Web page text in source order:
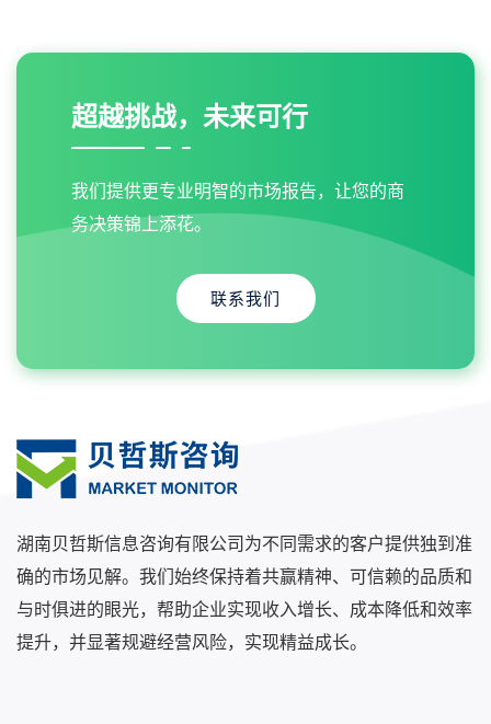
超越挑战，未来可行
我们提供更专业明智的市场报告，让您的商
务决策锦上添花。
联系我们
湖南贝哲斯信息咨询有限公司为不同需求的客户提供独到准
确的市场见解。我们始终保持着共赢精神、可信赖的品质和
与时俱进的眼光，帮助企业实现收入增长、成本降低和效率
提升，并显著规避经营风险，实现精益成长。